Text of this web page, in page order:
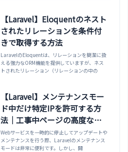
【Laravel】Eloquentのネスト
されたリレーションを条件付
きで取得する方法
LaravelのEloquentは、リレーションを簡潔に扱
える強力なORM機能を提供していますが、ネス
トされたリレーション（リレーションの中の
【Laravel】メンテナンスモー
ド中だけ特定IPを許可する方
法｜工事中ページの高度な運
用術
Webサービスを一時的に停止してアップデートや
メンテナンスを行う際、Laravelのメンテナンス
モードは非常に便利です。しかし、開